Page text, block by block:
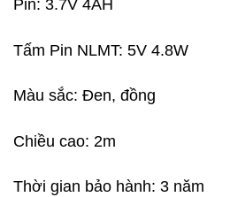
Pin: 3.7V 4AH
Tấm Pin NLMT: 5V 4.8W
Màu sắc: Đen, đồng
Chiều cao: 2m
Thời gian bảo hành: 3 năm